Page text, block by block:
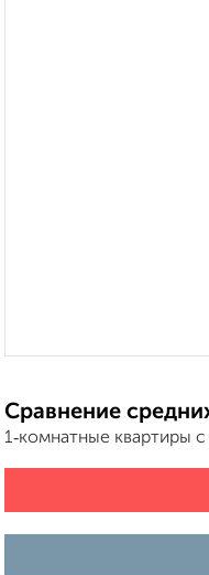
Сравнение
1‑комнатные квартиры